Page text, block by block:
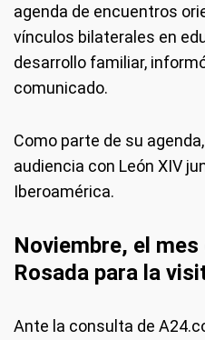
agenda de encuentros
vínculos bilaterales en
desarrollo familiar,
comunicado.
Como parte de su
audiencia con León XIV
Iberoamérica.
Noviembre, el
Rosada para la
Ante la consulta de